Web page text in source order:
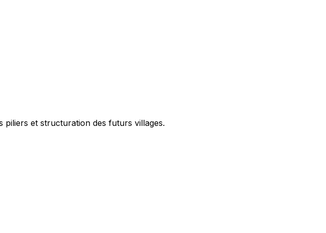
piliers et structuration des futurs villages.